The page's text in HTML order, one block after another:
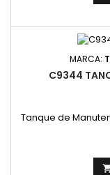
MARCA:
C9344
Tanque de